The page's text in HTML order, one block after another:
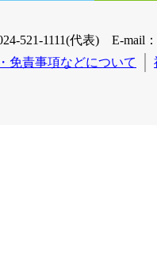
521-1111(代表) E-mail：
免責事項などについて